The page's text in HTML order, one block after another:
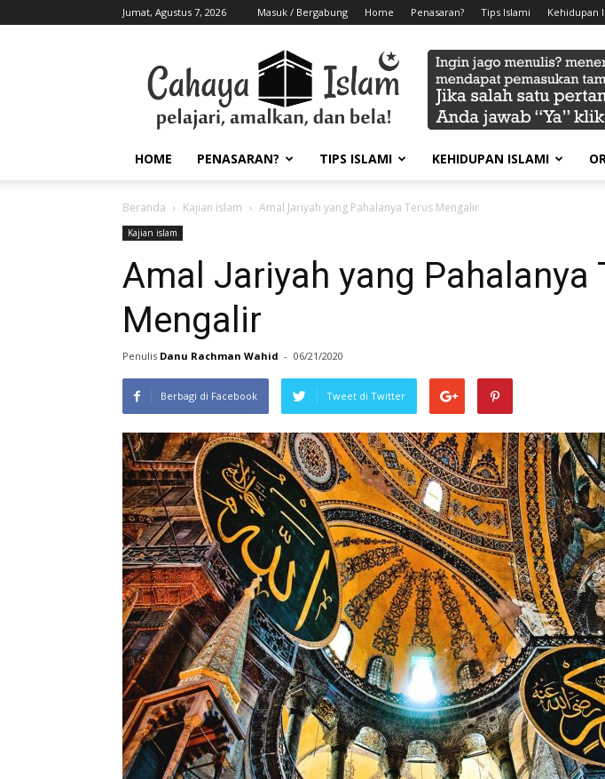
Jumat, Agustus 7, 2026 Masuk / Bergabung Home Penasaran? Tips Islami Kehidupan
HOME PENASARAN? TIPS ISLAMI KEHIDUPAN ISLAMI
Beranda Kajian islam Amal Jariyah yang Pahalanya Terus Mengalir
Kajian islam
Amal Jariyah yang Pahalanya
Mengalir
Penulis Danu Rachman Wahid - 06/21/2020
Berbagi di Facebook Tweet di Twitter